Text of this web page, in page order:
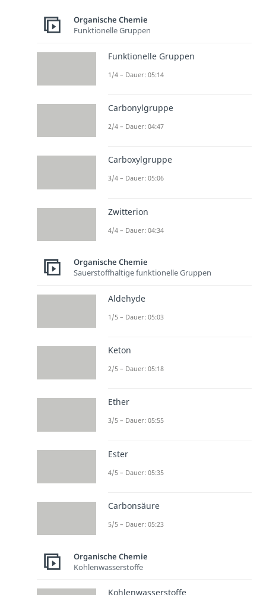
Organische Chemie
Funktionelle Gruppen
Funktionelle Gruppen
1/4 – Dauer: 05:14
Carbonylgruppe
2/4 – Dauer: 04:47
Carboxylgruppe
3/4 – Dauer: 05:06
Zwitterion
4/4 – Dauer: 04:34
Organische Chemie
Sauerstoffhaltige funktionelle Gruppen
Aldehyde
1/5 – Dauer: 05:03
Keton
2/5 – Dauer: 05:18
Ether
3/5 – Dauer: 05:55
Ester
4/5 – Dauer: 05:35
Carbonsäure
5/5 – Dauer: 05:23
Organische Chemie
Kohlenwasserstoffe
Kohlenwasserstoffe